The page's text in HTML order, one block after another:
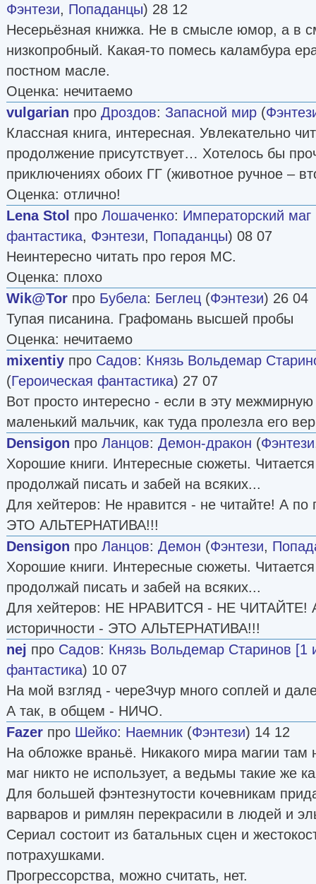
Фэнтези, Попаданцы) 28 12
Несерьёзная книжка. Не в смысле юмор, а в
низкопробный. Какая-то помесь каламбура
постном масле.
Оценка: нечитаемо
vulgarian про Дроздов: Запасной мир (
Классная книга, интересная. Увлекательно
продолжение присутствует… Хотелось бы
приключениях обоих ГГ (животное ручное –
Оценка: отлично!
Lena Stol про Лошаченко: Императорский маг
фантастика, Фэнтези, Попаданцы) 08 07
Неинтересно читать про героя МС.
Оценка: плохо
Wik@Tor про Бубела: Беглец (Фэнтези) 26 04
Тупая писанина. Графомань высшей пробы
Оценка: нечитаемо
mixentiy про Садов: Князь Вольдемар
(Героическая фантастика) 27 07
Вот просто интересно - если в эту
маленький мальчик, как туда пролезла его
Densigon про Ланцов: Демон-дракон (Фэнтези
Хорошие книги. Интересные сюжеты.
продолжай писать и забей на всяких...
Для хейтеров: Не нравится - не читайте! А по
ЭТО АЛЬТЕРНАТИВА!!!
Densigon про Ланцов: Демон (Фэнтези,
Хорошие книги. Интересные сюжеты.
продолжай писать и забей на всяких...
Для хейтеров: НЕ НРАВИТСЯ - НЕ ЧИТАЙТЕ!
историчности - ЭТО АЛЬТЕРНАТИВА!!!
nej про Садов: Князь Вольдемар Старинов [1
фантастика) 10 07
На мой взгляд - череЗчур много соплей и
А так, в общем - НИЧО.
Fazer про Шейко: Наемник (Фэнтези) 14 12
На обложке враньё. Никакого мира магии там
маг никто не использует, а ведьмы такие же
Для большей фэнтезнутости кочевникам
варваров и римлян перекрасили в людей и
Сериал состоит из батальных сцен и
потрахушками.
Прогрессорства, можно считать, нет.